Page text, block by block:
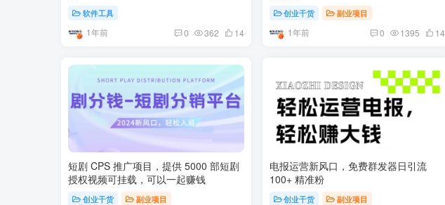
软件工具
1年前 0 362 14
创业干货 副业项目
1年前 0 1395 14
短剧 CPS 推广项目，提供 5000 部短剧
授权视频可挂载，可以一起赚钱
创业干货 副业项目
电报运营新风口，免费群发器日引流
100+ 精准粉
创业干货 副业项目